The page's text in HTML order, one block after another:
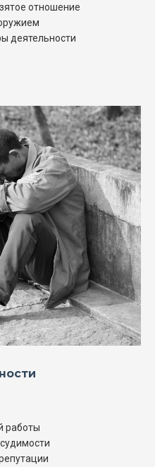
отношение
деятельности
работы